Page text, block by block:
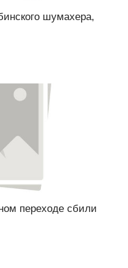
шумахера,
переходе сбили